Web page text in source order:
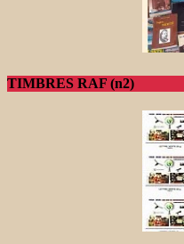
TIMBRES RAF (n2)